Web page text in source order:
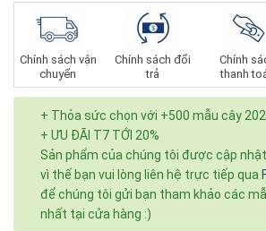
Chính sách vận
chuyển
Chính sách đổi
trả
Chính
thanh
+ Thỏa sức chọn với +500 mẫu cây
+ ƯU ĐÃI T7 TỚI 20%
Sản phẩm của chúng tôi được cập
vì thế bạn vui lòng liên hệ trực tiếp qua
để chúng tôi gửi bạn tham khảo các
nhất tại cửa hàng :)